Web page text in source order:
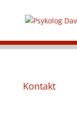
Kontakt